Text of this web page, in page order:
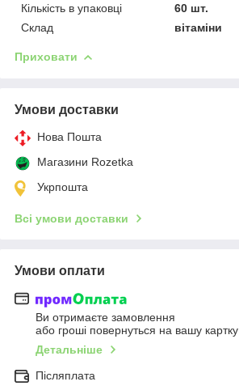
Кількість в упаковці
60 шт.
Склад
вітаміни
Приховати
Умови доставки
Нова Пошта
Магазини Rozetka
Укрпошта
Всі умови доставки
Умови оплати
Ви отримаєте замовлення
або гроші повернуться на вашу картку
Детальніше
Післяплата